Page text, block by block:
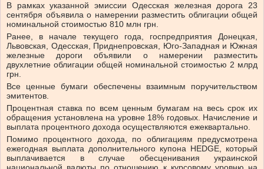
В рамках указанной эмиссии Одесская железная дорога 23
сентября объявила о намерении разместить облигации общей
номинальной стоимостью 810 млн грн.
Ранее, в начале текущего года, госпредприятия Донецкая,
Львовская, Одесская, Приднепровская, Юго-Западная и Южная
железные дороги объявили о намерении разместить
двухлетние облигации общей номинальной стоимостью 2 млрд
грн.
Все ценные бумаги обеспечены взаимным поручительством
эмитентов.
Процентная ставка по всем ценным бумагам на весь срок их
обращения установлена на уровне 18% годовых. Начисление и
выплата процентного дохода осуществляются ежеквартально.
Помимо процентного дохода, по облигациям предусмотрена
ежегодная выплата дополнительного купона HEDGE, который
выплачивается в случае обесценивания украинской